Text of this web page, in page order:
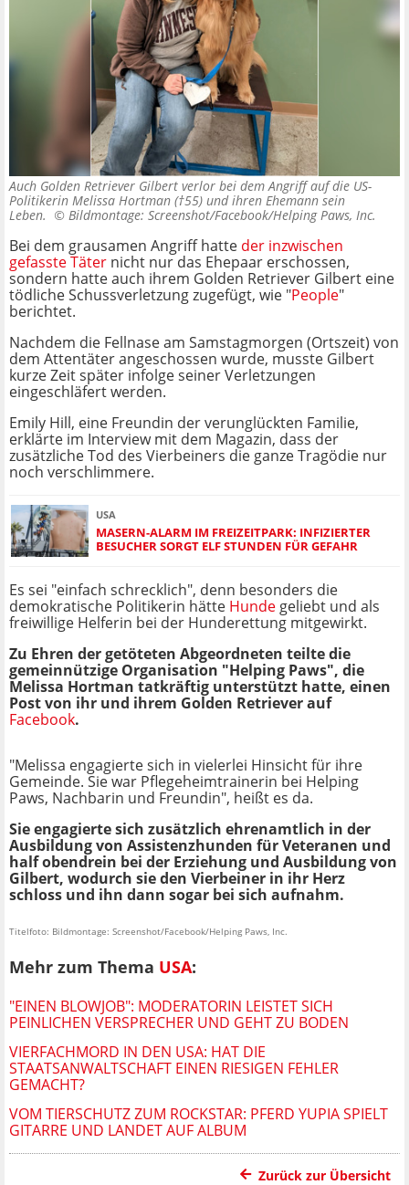
Auch Golden Retriever Gilbert verlor bei dem Angriff auf die US-
Politikerin Melissa Hortman (†55) und ihren Ehemann sein
Leben. © Bildmontage: Screenshot/Facebook/Helping Paws, Inc.
Bei dem grausamen Angriff hatte der inzwischen
gefasste Täter nicht nur das Ehepaar erschossen,
sondern hatte auch ihrem Golden Retriever Gilbert eine
tödliche Schussverletzung zugefügt, wie "People"
berichtet.
Nachdem die Fellnase am Samstagmorgen (Ortszeit) von
dem Attentäter angeschossen wurde, musste Gilbert
kurze Zeit später infolge seiner Verletzungen
eingeschläfert werden.
Emily Hill, eine Freundin der verunglückten Familie,
erklärte im Interview mit dem Magazin, dass der
zusätzliche Tod des Vierbeiners die ganze Tragödie nur
noch verschlimmere.
USA
MASERN-ALARM IM FREIZEITPARK: INFIZIERTER
BESUCHER SORGT ELF STUNDEN FÜR GEFAHR
Es sei "einfach schrecklich", denn besonders die
demokratische Politikerin hätte Hunde geliebt und als
freiwillige Helferin bei der Hunderettung mitgewirkt.
Zu Ehren der getöteten Abgeordneten teilte die
gemeinnützige Organisation "Helping Paws", die
Melissa Hortman tatkräftig unterstützt hatte, einen
Post von ihr und ihrem Golden Retriever auf
Facebook.
"Melissa engagierte sich in vielerlei Hinsicht für ihre
Gemeinde. Sie war Pflegeheimtrainerin bei Helping
Paws, Nachbarin und Freundin", heißt es da.
Sie engagierte sich zusätzlich ehrenamtlich in der
Ausbildung von Assistenzhunden für Veteranen und
half obendrein bei der Erziehung und Ausbildung von
Gilbert, wodurch sie den Vierbeiner in ihr Herz
schloss und ihn dann sogar bei sich aufnahm.
Titelfoto: Bildmontage: Screenshot/Facebook/Helping Paws, Inc.
Mehr zum Thema USA:
"EINEN BLOWJOB": MODERATORIN LEISTET SICH
PEINLICHEN VERSPRECHER UND GEHT ZU BODEN
VIERFACHMORD IN DEN USA: HAT DIE
STAATSANWALTSCHAFT EINEN RIESIGEN FEHLER
GEMACHT?
VOM TIERSCHUTZ ZUM ROCKSTAR: PFERD YUPIA SPIELT
GITARRE UND LANDET AUF ALBUM
Zurück zur Übersicht